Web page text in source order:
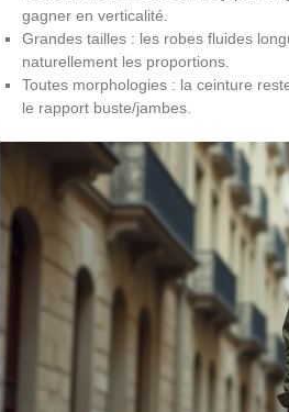
gagner en verticalité.
Grandes tailles : les robes fluides
naturellement les proportions.
Toutes morphologies : la ceinture
le rapport buste/jambes.